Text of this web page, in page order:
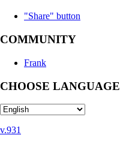
"Share" button
COMMUNITY
Frank
CHOOSE LANGUAGE
v.931